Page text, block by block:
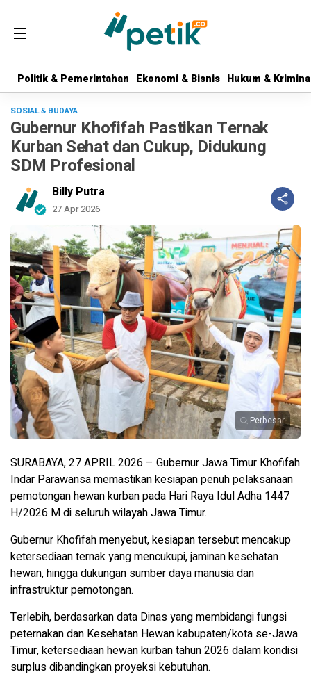
Politik & Pemerintahan Ekonomi & Bisnis Hukum &
Politik & Pemerintahan Ekonomi & Bisnis Hukum &
SOSIAL & BUDAYA
Gubernur Khofifah Pastikan Ternak
Kurban Sehat dan Cukup, Didukung
SDM Profesional
Billy Putra
27 Apr 2026
Perbesar
SURABAYA, 27 APRIL 2026 – Gubernur Jawa Timur Khofifah
Indar Parawansa memastikan kesiapan penuh pelaksanaan
pemotongan hewan kurban pada Hari Raya Idul Adha 1447
H/2026 M di seluruh wilayah Jawa Timur.
Gubernur Khofifah menyebut, kesiapan tersebut mencakup
ketersediaan ternak yang mencukupi, jaminan kesehatan
hewan, hingga dukungan sumber daya manusia dan
infrastruktur pemotongan.
Terlebih, berdasarkan data Dinas yang membidangi fungsi
peternakan dan Kesehatan Hewan kabupaten/kota se-Jawa
Timur, ketersediaan hewan kurban tahun 2026 dalam kondisi
surplus dibandingkan proyeksi kebutuhan.